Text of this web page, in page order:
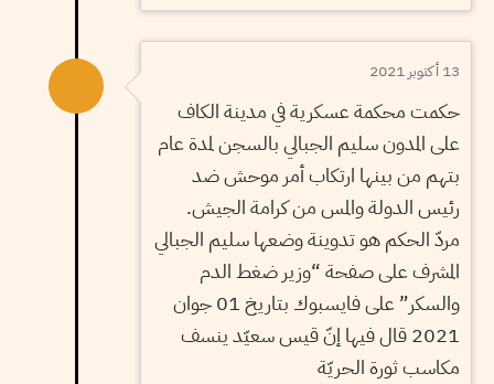
13 أكتوبر 2021
حكمت محكمة عسكرية في مدينة الكاف
على المدون سليم الجبالي بالسجن لمدة عام
بتهم من بينها ارتكاب أمر موحش ضد
رئيس الدولة والمس من كرامة الجيش.
مردّ الحكم هو تدوينة وضعها سليم الجبالي
المشرف على صفحة “وزير ضغط الدم
والسكر” على فايسبوك بتاريخ 01 جوان
2021 قال فيها إنّ قيس سعيّد ينسف
مكاسب ثورة الحريّة